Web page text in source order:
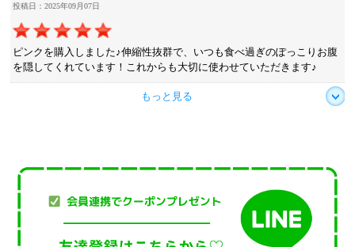
投稿日：2025年09月07日
ピンクを購入しました♪伸縮性抜群で、いつも食べ過ぎのぽっこりお腹
を隠してくれています！これからも大切に使わせていただきます♪
もっと見る